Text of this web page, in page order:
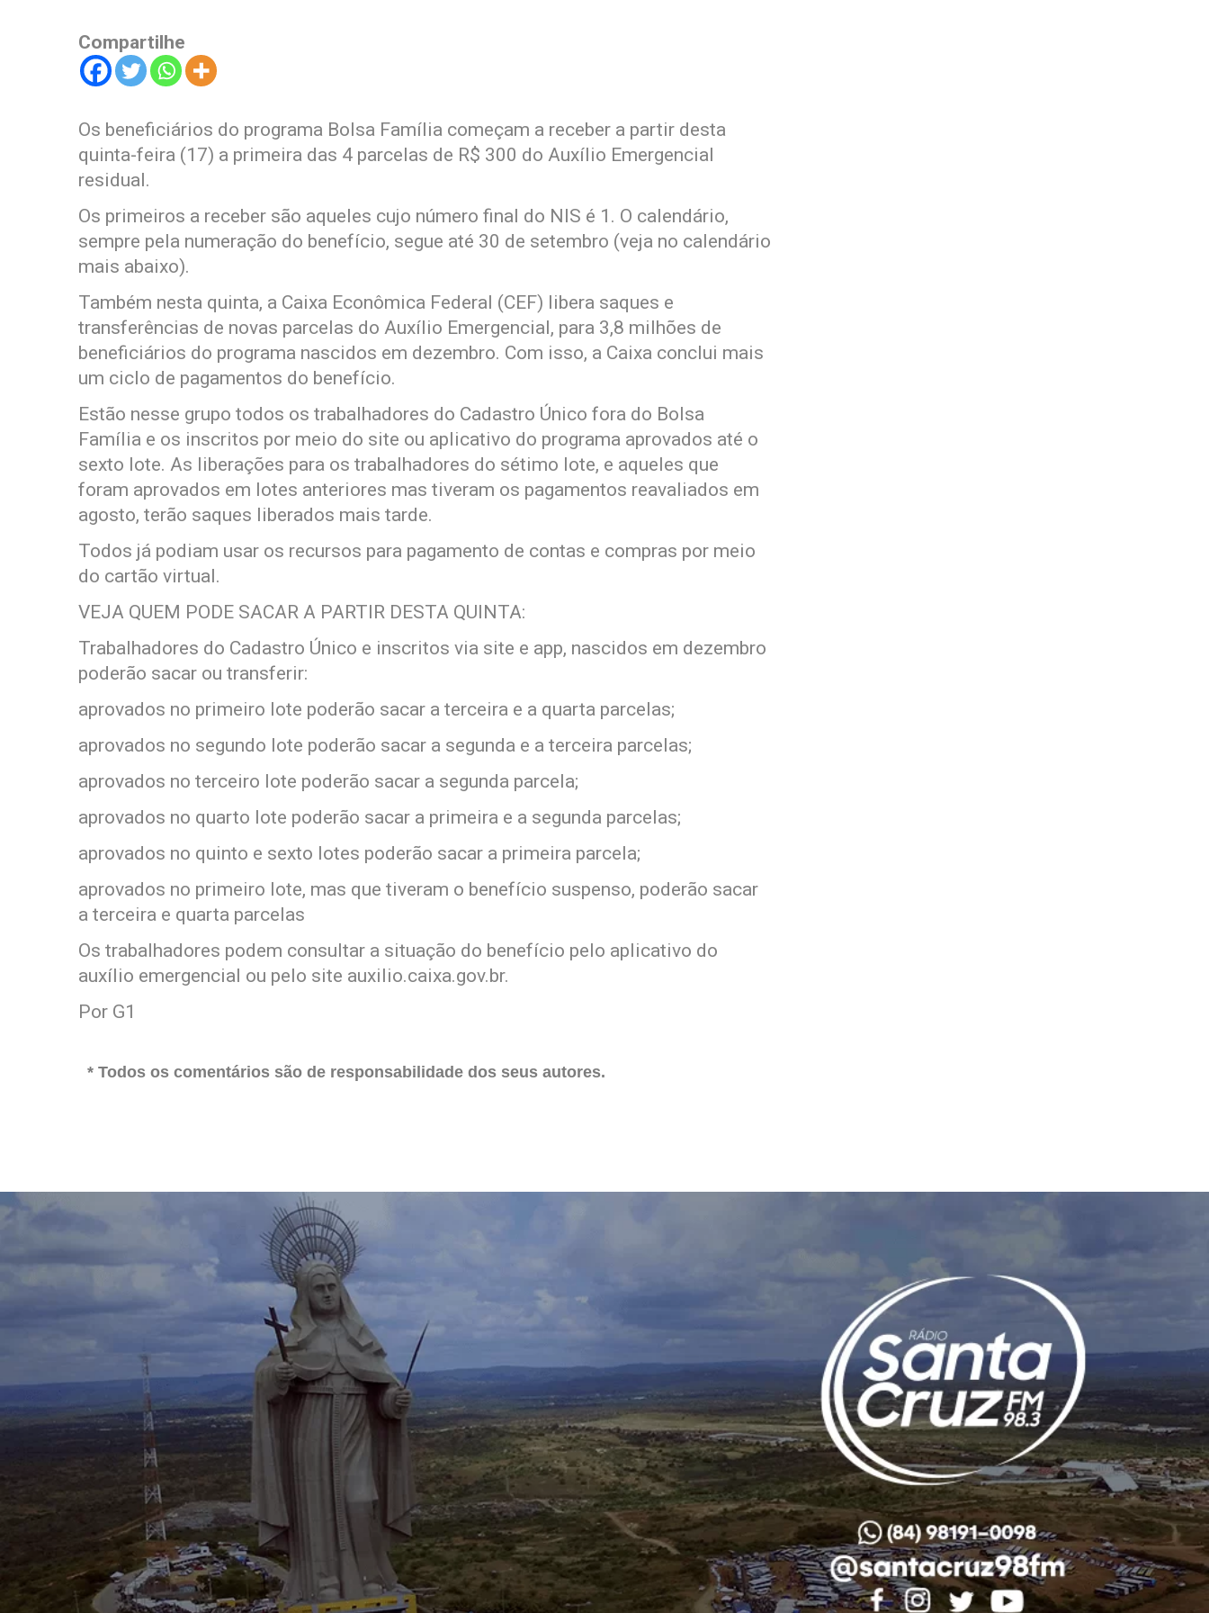
Compartilhe
Os beneficiários do programa Bolsa Família começam a receber a partir desta
quinta-feira (17) a primeira das 4 parcelas de R$ 300 do Auxílio Emergencial
residual.
Os primeiros a receber são aqueles cujo número final do NIS é 1. O calendário,
sempre pela numeração do benefício, segue até 30 de setembro (veja no calendário
mais abaixo).
Também nesta quinta, a Caixa Econômica Federal (CEF) libera saques e
transferências de novas parcelas do Auxílio Emergencial, para 3,8 milhões de
beneficiários do programa nascidos em dezembro. Com isso, a Caixa conclui mais
um ciclo de pagamentos do benefício.
Estão nesse grupo todos os trabalhadores do Cadastro Único fora do Bolsa
Família e os inscritos por meio do site ou aplicativo do programa aprovados até o
sexto lote. As liberações para os trabalhadores do sétimo lote, e aqueles que
foram aprovados em lotes anteriores mas tiveram os pagamentos reavaliados em
agosto, terão saques liberados mais tarde.
Todos já podiam usar os recursos para pagamento de contas e compras por meio
do cartão virtual.
VEJA QUEM PODE SACAR A PARTIR DESTA QUINTA:
Trabalhadores do Cadastro Único e inscritos via site e app, nascidos em dezembro
poderão sacar ou transferir:
aprovados no primeiro lote poderão sacar a terceira e a quarta parcelas;
aprovados no segundo lote poderão sacar a segunda e a terceira parcelas;
aprovados no terceiro lote poderão sacar a segunda parcela;
aprovados no quarto lote poderão sacar a primeira e a segunda parcelas;
aprovados no quinto e sexto lotes poderão sacar a primeira parcela;
aprovados no primeiro lote, mas que tiveram o benefício suspenso, poderão sacar
a terceira e quarta parcelas
Os trabalhadores podem consultar a situação do benefício pelo aplicativo do
auxílio emergencial ou pelo site auxilio.caixa.gov.br.
Por G1
* Todos os comentários são de responsabilidade dos seus autores.